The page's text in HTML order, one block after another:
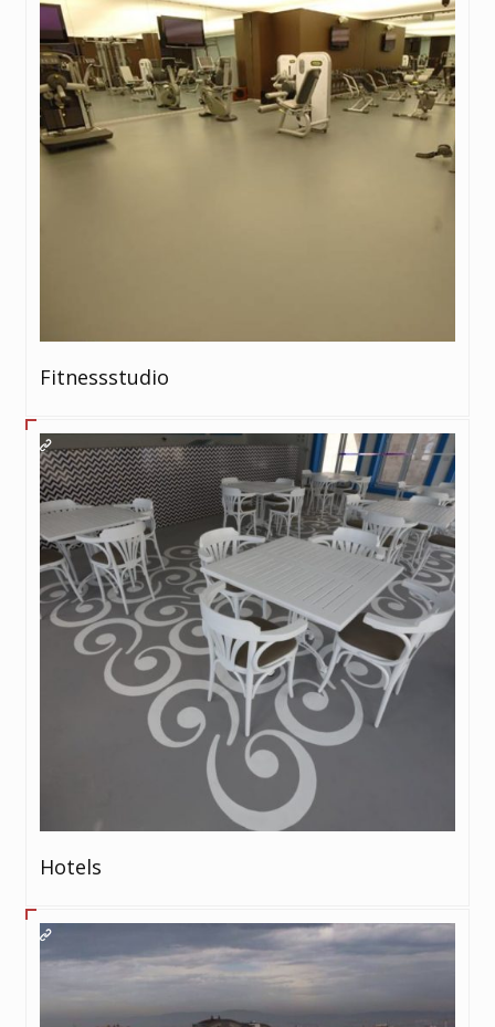
Fitnessstudio
Hotels